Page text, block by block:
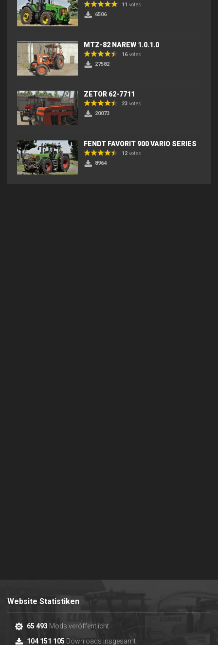
11 votes
6506
MTZ-82 NAREW 1.0.1.0
16votes
27582
ZETOR 62-7711
23 votes
20073
FENDT FAVORIT 900 VARIO SERIES
12 votes
8964
Website Statistiken
65 493 Mods veröffentlicht
104 151 105 Downloads insgesamt